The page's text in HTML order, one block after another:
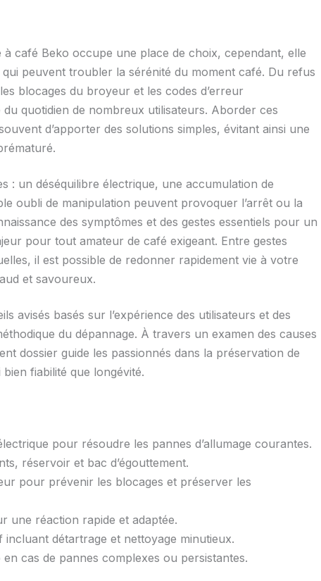
café Beko occupe une place de choix, cependant, elle
qui peuvent troubler la sérénité du moment café. Du refus
blocages du broyeur et les codes d’erreur
quotidien de nombreux utilisateurs. Aborder ces
d’apporter des solutions simples, évitant ainsi une
: un déséquilibre électrique, une accumulation de
oubli de manipulation peuvent provoquer l’arrêt ou la
des symptômes et des gestes essentiels pour un
pour tout amateur de café exigeant. Entre gestes
il est possible de redonner rapidement vie à votre
et savoureux.
avisés basés sur l’expérience des utilisateurs et des
du dépannage. À travers un examen des causes
dossier guide les passionnés dans la préservation de
fiabilité que longévité.
pour résoudre les pannes d’allumage courantes.
réservoir et bac d’égouttement.
pour prévenir les blocages et préserver les
une réaction rapide et adaptée.
détartrage et nettoyage minutieux.
cas de pannes complexes ou persistantes.